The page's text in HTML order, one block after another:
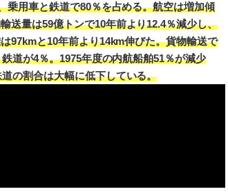
乗用車と鉄道で80％を占める。航空は増加傾
送量は59億トンで10年前より12.4％減少し、
97kmと10年前より14km伸びた。貨物輸送で
道が4％。1975年度の内航船舶51％が減少
の割合は大幅に低下している。